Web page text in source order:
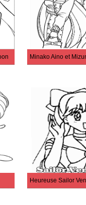
Minako Aino et
Heureuse Sailor